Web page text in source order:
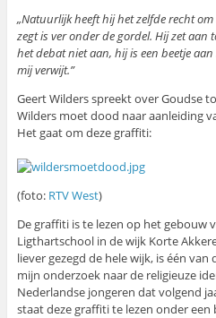
„Natuurlijk heeft hij het zelfde recht
zegt is ver onder de gordel. Hij zet aan
het debat niet aan, hij is een beetje
mij verwijt.”
Geert Wilders spreekt over Goudse
Wilders moet dood naar aanleiding
Het gaat om deze graffiti:
(foto: RTV West)
De graffiti is te lezen op het gebouw
Ligthartschool in de wijk Korte
liever gezegd de hele wijk, is één
mijn onderzoek naar de religieuze
Nederlandse jongeren dat volgend
staat deze graffiti te lezen onder